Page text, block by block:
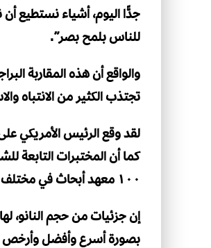
جدًّا اليوم، أشياء نستطيع أن
للناس بلمح بصر”.
والواقع أن هذه المقاربة
تجتذب الكثير من الانتباه
كما أن المختبرات التابعة
١٠٠ معهد أبحاث في مختلف أنحاء البلاد.
إن جزئيات من حجم النانو،
بصورة أسرع وأفضل وأرخص